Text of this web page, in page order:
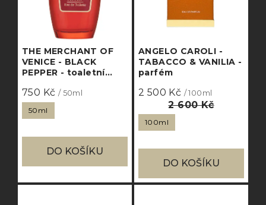
THE MERCHANT OF
VENICE - BLACK
PEPPER - toaletní
750 Kč / 50ml
50ml
DO KOŠÍKU
ANGELO CAROLI -
TABACCO & VANILIA -
parfém
2 500 Kč / 100ml
2 600 Kč
100ml
DO KOŠÍKU